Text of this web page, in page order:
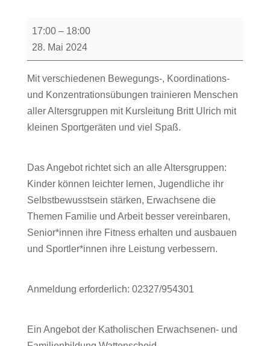
Life
Kinetik
für
Jung
und
Alt:
Gehirntraining
Spaß
und
Bewegung
17:00 – 18:00
28. Mai 2024
Mit verschiedenen Bewegungs-, Koordinations-
und Konzentrationsübungen trainieren Menschen
aller Altersgruppen mit Kursleitung Britt Ulrich mit
kleinen Sportgeräten und viel Spaß.
Das Angebot richtet sich an alle Altersgruppen:
Kinder können leichter lernen, Jugendliche ihr
Selbstbewusstsein stärken, Erwachsene die
Themen Familie und Arbeit besser vereinbaren,
Senior*innen ihre Fitness erhalten und ausbauen
und Sportler*innen ihre Leistung verbessern.
Anmeldung erforderlich: 02327/954301
Ein Angebot der Katholischen Erwachsenen- und